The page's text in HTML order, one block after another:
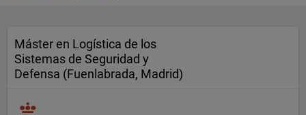
Máster en Logística de los
Sistemas de Seguridad y
Defensa (Fuenlabrada, Madrid)